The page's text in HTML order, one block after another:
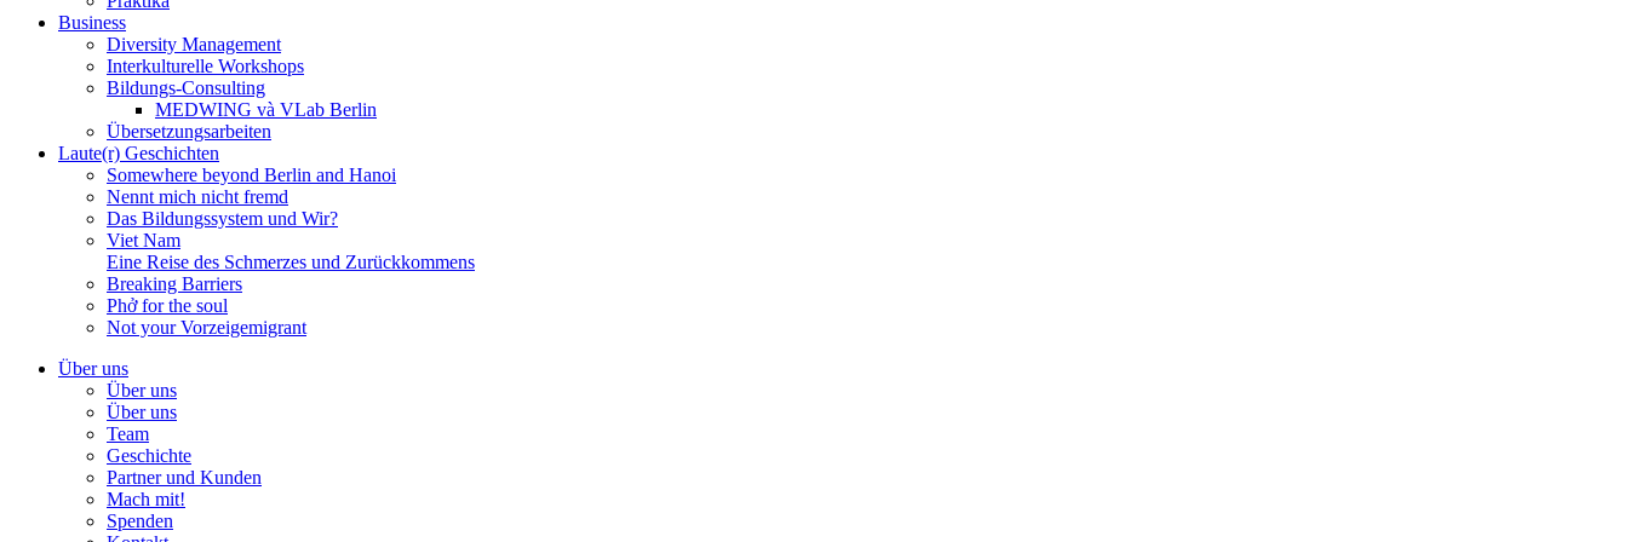
Business
Diversity Management
Interkulturelle Workshops
Bildungs-Consulting
MEDWING và VLab Berlin
Übersetzungsarbeiten
Laute(r) Geschichten
Somewhere beyond Berlin and Hanoi
Nennt mich nicht fremd
Das Bildungssystem und Wir?
Viet Nam
Eine Reise des Schmerzes und Zurückkommens
Breaking Barriers
Phở for the soul
Not your Vorzeigemigrant
Über uns
Über uns
Über uns
Team
Geschichte
Partner und Kunden
Mach mit!
Spenden